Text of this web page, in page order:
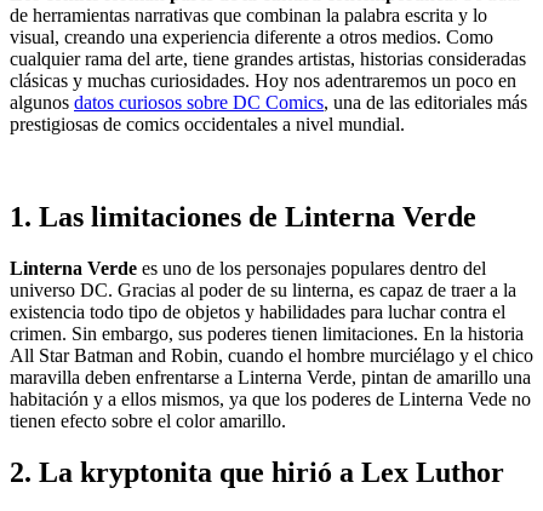
de herramientas narrativas que combinan la palabra escrita y lo
visual, creando una experiencia diferente a otros medios. Como
cualquier rama del arte, tiene grandes artistas, historias consideradas
clásicas y muchas curiosidades. Hoy nos adentraremos un poco en
algunos datos curiosos sobre DC Comics, una de las editoriales más
prestigiosas de comics occidentales a nivel mundial.
1. Las limitaciones de Linterna Verde
Linterna Verde es uno de los personajes populares dentro del
universo DC. Gracias al poder de su linterna, es capaz de traer a la
existencia todo tipo de objetos y habilidades para luchar contra el
crimen. Sin embargo, sus poderes tienen limitaciones. En la historia
All Star Batman and Robin, cuando el hombre murciélago y el chico
maravilla deben enfrentarse a Linterna Verde, pintan de amarillo una
habitación y a ellos mismos, ya que los poderes de Linterna Vede no
tienen efecto sobre el color amarillo.
2. La kryptonita que hirió a Lex Luthor